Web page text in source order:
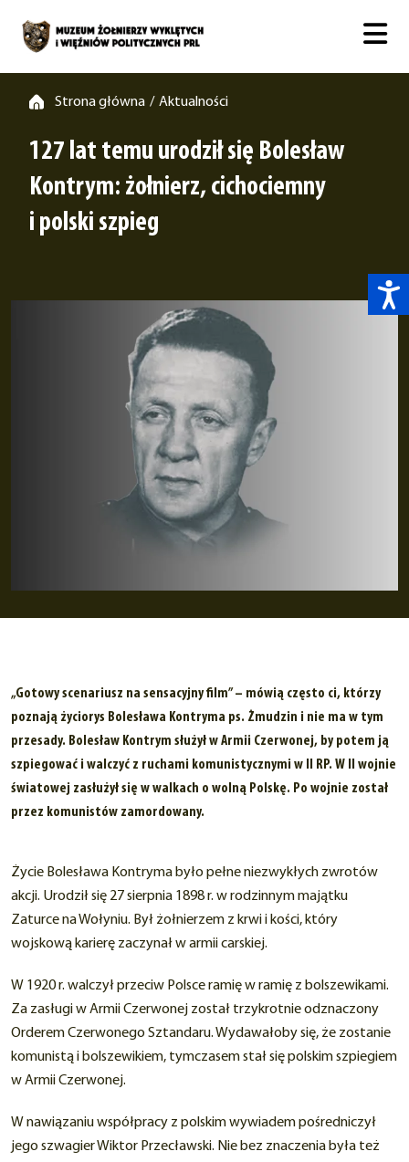
Strona główna / Aktualności
127 lat temu urodził się Bolesław
Kontrym: żołnierz, cichociemny
i polski szpieg
„Gotowy scenariusz na sensacyjny film” – mówią często ci, którzy
poznają życiorys Bolesława Kontryma ps. Żmudzin i nie ma w tym
przesady. Bolesław Kontrym służył w Armii Czerwonej, by potem ją
szpiegować i walczyć z ruchami komunistycznymi w II RP. W II wojnie
światowej zasłużył się w walkach o wolną Polskę. Po wojnie został
przez komunistów zamordowany.
Życie Bolesława Kontryma było pełne niezwykłych zwrotów
akcji. Urodził się 27 sierpnia 1898 r. w rodzinnym majątku
Zaturce na Wołyniu. Był żołnierzem z krwi i kości, który
wojskową karierę zaczynał w armii carskiej.
W 1920 r. walczył przeciw Polsce ramię w ramię z bolszewikami.
Za zasługi w Armii Czerwonej został trzykrotnie odznaczony
Orderem Czerwonego Sztandaru. Wydawałoby się, że zostanie
komunistą i bolszewikiem, tymczasem stał się polskim szpiegiem
w Armii Czerwonej.
W nawiązaniu współpracy z polskim wywiadem pośredniczył
jego szwagier Wiktor Przecławski. Nie bez znaczenia była też